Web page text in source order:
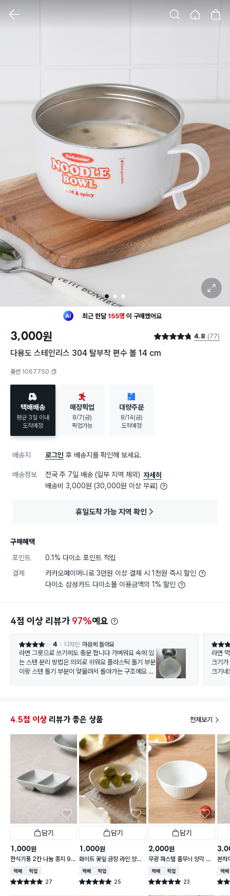
1 2 3
확대 보기
최근 한달 155명 이 구매했어요
구매했어요
3,000원 별점 4.8점 4.8 (77)
다용도 스테인리스 304 탈부착 편수 볼 14 cm
품번 1067750
택배배송
평균 3일 이내
도착예정
매장픽업
8/7(금)
픽업가능
대량주문
8/14(금)
도착예정
배송지 로그인 후 배송지를 확인해 보세요.
배송정보 전국 주 7일 배송 (일부 지역 제외) 자세히
배송비 3,000원 (30,000원 이상 무료)
휴일도착 가능 지역 확인
구매혜택
포인트
0.1% 다이소 포인트 적립
결제
카카오페이머니로 3만원 이상 결제 시 1천원 즉시 할인
다이소 삼성카드 다이소몰 이용금액의 1% 할인
4점 이상 리뷰가 97%예요
별점 4점 4 디자인 마음에 들어요
라면 그릇으로 쓰기에도 충분 합니다 가벼워요 속에 있
는 스텐 분리 방법은 의외로 쉬워요 플라스틱 돌기 부분
이랑 스텐 돌기 부분이 맞물려서 돌아가는 구조예요 스
별점 5
크기가
크기네
4.5점 이상 리뷰가 좋은 상품 전체보기
담기
1,000원
한식기풍 2칸 나눔 종지 9 c
m
택배배송매장픽업
별점 5.0점 27
건 작성
담기
1,000원
화이트 꽃잎 금장 라인 양각
종지 10 cm
택배배송매장픽업
별점 5.0점 25
건 작성
담기
2,000원
무광 파스텔 줄무늬 양각 대
접 13 cm
택배배송매장픽업
별점 5.0점 23
건 작성
본차
접
택배
별점